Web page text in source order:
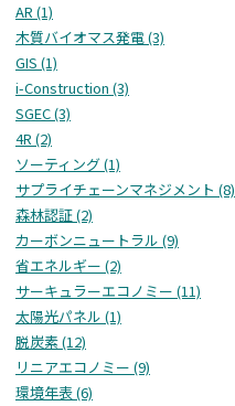
AR (1)
木質バイオマス発電 (3)
GIS (1)
i-Construction (3)
SGEC (3)
4R (2)
ソーティング (1)
サプライチェーンマネジメント (8)
森林認証 (2)
カーボンニュートラル (9)
省エネルギー (2)
サーキュラーエコノミー (11)
太陽光パネル (1)
脱炭素 (12)
リニアエコノミー (9)
環境年表 (6)